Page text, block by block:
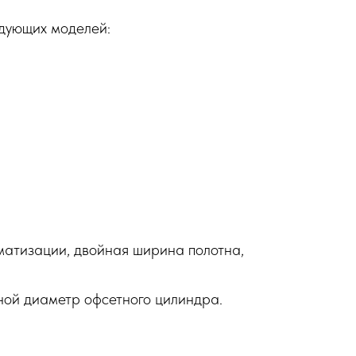
моделей:
двойная ширина полотна,
диаметр офсетного цилиндра.